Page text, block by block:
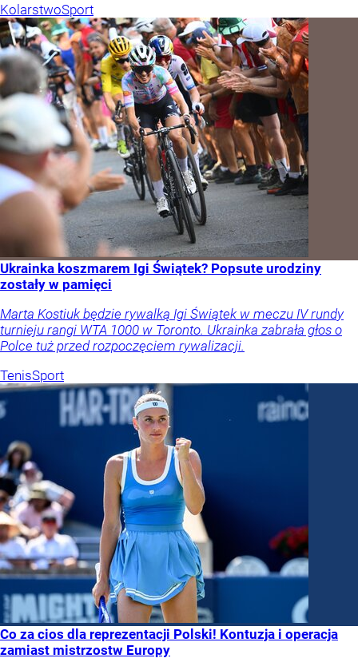
KolarstwoSport
Ukrainka koszmarem Igi Świątek? Popsute urodziny
zostały w pamięci
Marta Kostiuk będzie rywalką Igi Świątek w meczu IV rundy
turnieju rangi WTA 1000 w Toronto. Ukrainka zabrała głos o
Polce tuż przed rozpoczęciem rywalizacji.
TenisSport
Co za cios dla reprezentacji Polski! Kontuzja i operacja
zamiast mistrzostw Europy